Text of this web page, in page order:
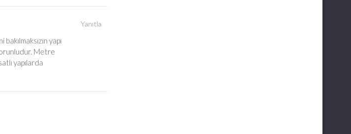
yapı
Metre
yapılarda
Yanıtla